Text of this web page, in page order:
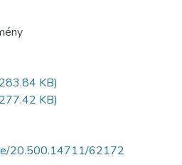
KB)
KB)
20.500.14711/62172